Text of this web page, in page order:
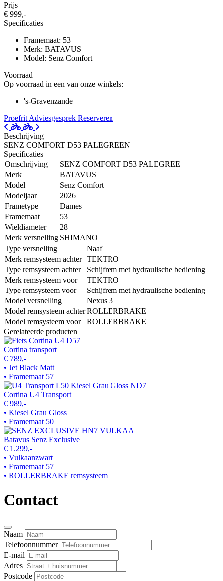
Prijs
€ 999,-
Specificaties
Framemaat: 53
Merk: BATAVUS
Model: Senz Comfort
Voorraad
Op voorraad in een van onze winkels:
's-Gravenzande
Proefrit Adviesgesprek Reserveren
Beschrijving
SENZ COMFORT D53 PALEGREEN
Specificaties
Omschrijving
SENZ COMFORT D53 PALEGREE
Merk
BATAVUS
Model
Senz Comfort
Modeljaar
2026
Frametype
Dames
Framemaat
53
Wieldiameter
28
Merk versnelling SHIMANO
Type versnelling
Naaf
Merk remsysteem achter TEKTRO
Type remsysteem achter
Schijfrem met hydraulische bediening
Merk remsysteem voor
TEKTRO
Type remsysteem voor
Schijfrem met hydraulische bediening
Model versnelling
Nexus 3
Model remsysteem achterROLLERBRAKE
Model remsysteem voor
ROLLERBRAKE
Gerelateerde producten
Cortina transport
€ 789,-
• Jet Black Matt
• Framemaat 57
Cortina U4 Transport
€ 989,-
• Kiesel Grau Gloss
• Framemaat 50
Batavus Senz Exclusive
€ 1.299,-
• Vulkaanzwart
• Framemaat 57
• ROLLERBRAKE remsysteem
Contact
Naam
Telefoonnummer
E-mail
Adres
Postcode